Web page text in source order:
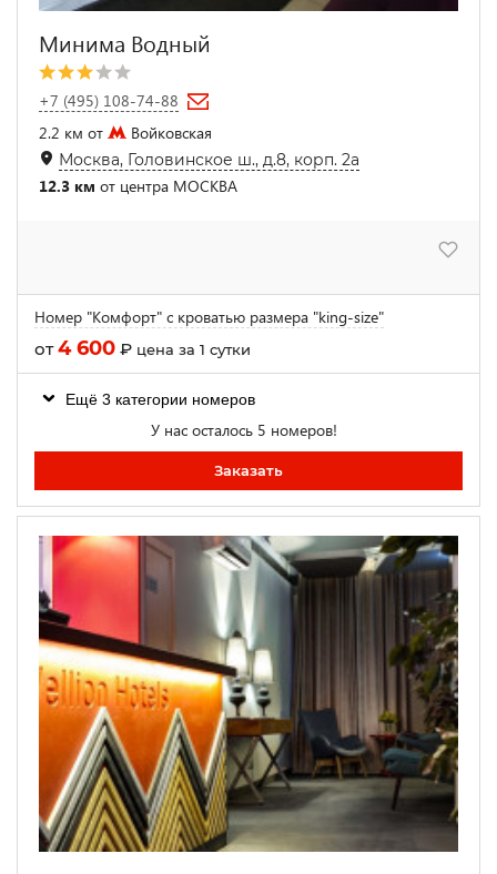
Минима Водный
+7 (495) 108-74-88
2.2 км от
Войковская
Москва, Головинское ш., д.8, корп. 2а
12.3 км от центра МОСКВА
Номер "Комфорт" с кроватью размера "king-size"
от4 600 ₽ цена за 1 сутки
Ещё 3 категории номеров
У нас осталось 5 номеров!
Заказать